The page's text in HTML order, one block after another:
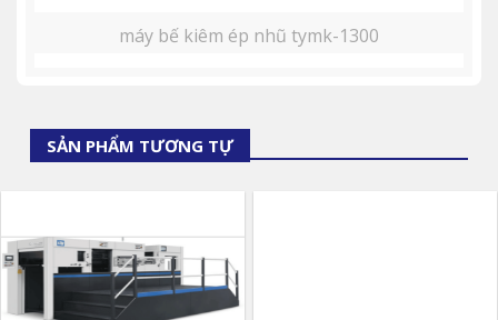
máy bế kiêm ép nhũ tymk-1300
SẢN PHẨM TƯƠNG TỰ